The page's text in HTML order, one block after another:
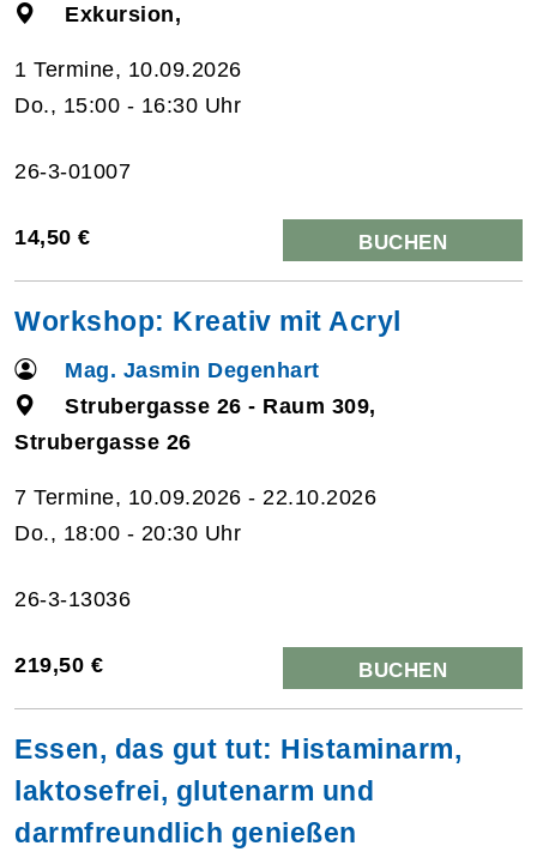
Exkursion,
1 Termine, 10.09.2026
Do., 15:00 - 16:30 Uhr
26-3-01007
14,50 € BUCHEN
Workshop: Kreativ mit Acryl
Mag. Jasmin Degenhart
Strubergasse 26 - Raum 309,
Strubergasse 26
7 Termine, 10.09.2026 - 22.10.2026
Do., 18:00 - 20:30 Uhr
26-3-13036
219,50 € BUCHEN
Essen, das gut tut: Histaminarm,
laktosefrei, glutenarm und
darmfreundlich genießen